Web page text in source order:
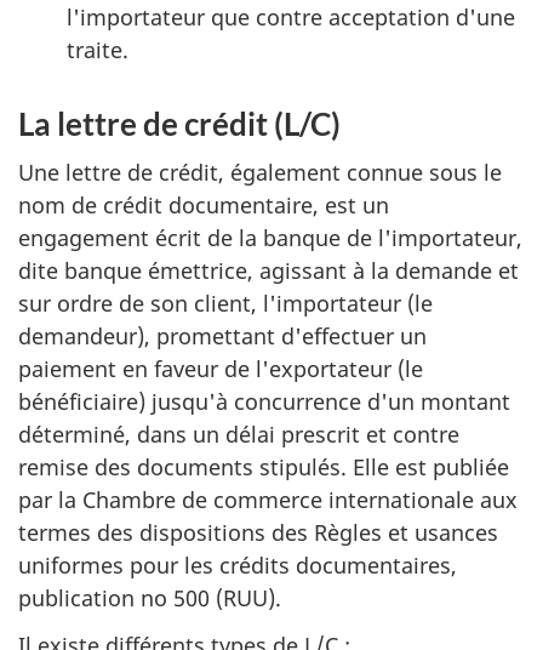
l'importateur que contre acceptation d'une
traite.
La lettre de crédit (L/C)
Une lettre de crédit, également connue sous le
nom de crédit documentaire, est un
engagement écrit de la banque de l'importateur,
dite banque émettrice, agissant à la demande et
sur ordre de son client, l'importateur (le
demandeur), promettant d'effectuer un
paiement en faveur de l'exportateur (le
bénéficiaire) jusqu'à concurrence d'un montant
déterminé, dans un délai prescrit et contre
remise des documents stipulés. Elle est publiée
par la Chambre de commerce internationale aux
termes des dispositions des Règles et usances
uniformes pour les crédits documentaires,
publication no 500 (RUU).